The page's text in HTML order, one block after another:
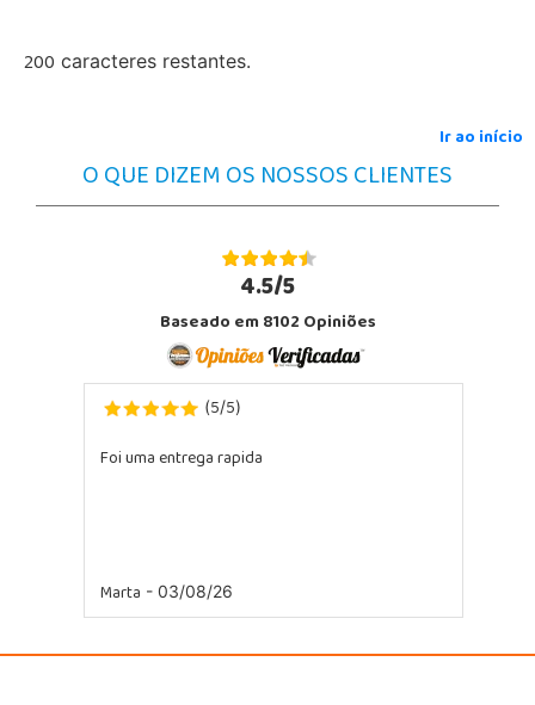
200 caracteres restantes.
Ir ao início
O QUE DIZEM OS NOSSOS CLIENTES
4.5/5
Baseado em 8102 Opiniões
(5/5)
Foi uma entrega rapida
Marta - 03/08/26